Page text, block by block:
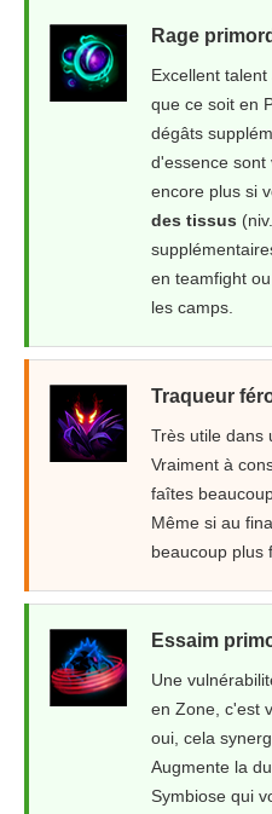
Rage
Excellent
que ce soit en
dégâts
d'essence sont
encore plus si
des tissus
en teamfight
les camps.
Traqueur
Très utile dans
Vraiment à
faîtes
Même si au
beaucoup plus
Essaim
Une
en Zone, c'est
oui, cela
Augmente la
Symbiose qui